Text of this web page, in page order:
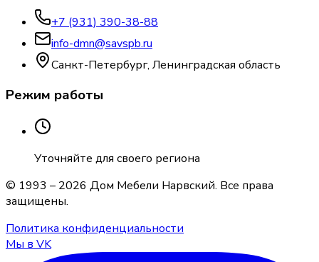
+7 (931) 390-38-88
info-dmn@savspb.ru
Санкт-Петербург, Ленинградская область
Режим работы
Уточняйте для своего региона
© 1993 – 2026 Дом Мебели Нарвский. Все права
защищены.
Политика конфиденциальности
Мы в VK